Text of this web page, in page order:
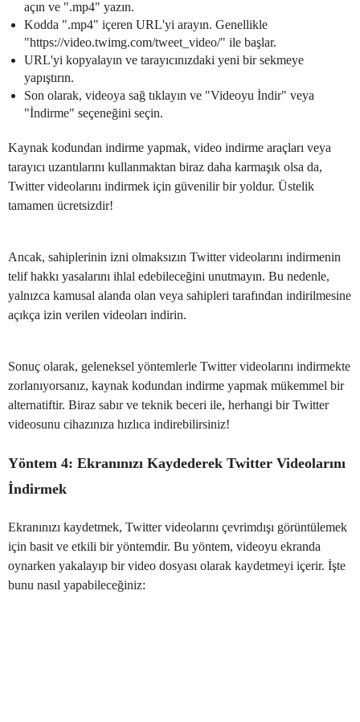
açın ve ".mp4" yazın.
Kodda ".mp4" içeren URL'yi arayın. Genellikle
"https://video.twimg.com/tweet_video/" ile başlar.
URL'yi kopyalayın ve tarayıcınızdaki yeni bir sekmeye
yapıştırın.
Son olarak, videoya sağ tıklayın ve "Videoyu İndir" veya
"İndirme" seçeneğini seçin.
Kaynak kodundan indirme yapmak, video indirme araçları veya
tarayıcı uzantılarını kullanmaktan biraz daha karmaşık olsa da,
Twitter videolarını indirmek için güvenilir bir yoldur. Üstelik
tamamen ücretsizdir!
Ancak, sahiplerinin izni olmaksızın Twitter videolarını indirmenin
telif hakkı yasalarını ihlal edebileceğini unutmayın. Bu nedenle,
yalnızca kamusal alanda olan veya sahipleri tarafından indirilmesine
açıkça izin verilen videoları indirin.
Sonuç olarak, geleneksel yöntemlerle Twitter videolarını indirmekte
zorlanıyorsanız, kaynak kodundan indirme yapmak mükemmel bir
alternatiftir. Biraz sabır ve teknik beceri ile, herhangi bir Twitter
videosunu cihazınıza hızlıca indirebilirsiniz!
Yöntem 4: Ekranınızı Kaydederek Twitter Videolarını
İndirmek
Ekranınızı kaydetmek, Twitter videolarını çevrimdışı görüntülemek
için basit ve etkili bir yöntemdir. Bu yöntem, videoyu ekranda
oynarken yakalayıp bir video dosyası olarak kaydetmeyi içerir. İşte
bunu nasıl yapabileceğiniz: